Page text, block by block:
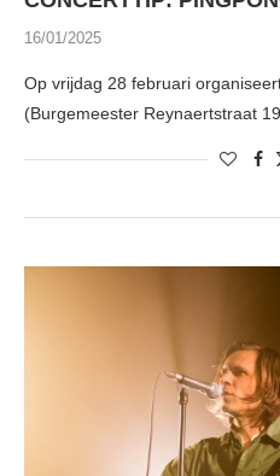
16/01/2025
Op vrijdag 28 februari
(Burgemeester Reynaertstraat